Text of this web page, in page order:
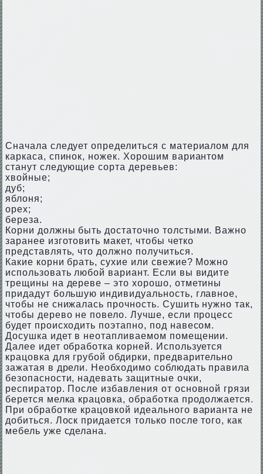
Сначала следует определиться с материалом для
каркаса, спинок, ножек. Хорошим вариантом
станут следующие сорта деревьев:
хвойные;
дуб;
яблоня;
орех;
береза.
Корни должны быть достаточно толстыми. Важно
заранее изготовить макет, чтобы четко
представлять, что должно получиться.
Какие корни брать, сухие или свежие? Можно
использовать любой вариант. Если вы видите
трещины на дереве – это хорошо, отметины
придадут большую индивидуальность, главное,
чтобы не снижалась прочность. Сушить нужно так,
чтобы дерево не повело. Лучше, если процесс
будет происходить поэтапно, под навесом.
Досушка идет в неотапливаемом помещении.
Далее идет обработка корней. Используется
крацовка для грубой обдирки, предварительно
зажатая в дрели. Необходимо соблюдать правила
безопасности, надевать защитные очки,
респиратор. После избавления от основной грязи
берется мелка крацовка, обработка продолжается.
При обработке крацовкой идеального варианта не
добиться. Лоск придается только после того, как
мебель уже сделана.